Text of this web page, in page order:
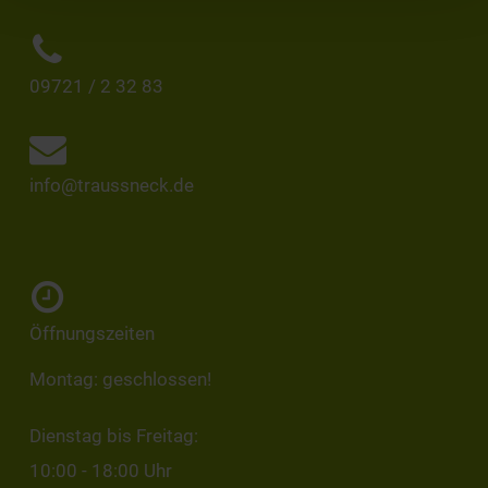
09721 / 2 32 83
info@traussneck.de
Öffnungszeiten
Montag: geschlossen!
Dienstag bis Freitag:
10:00 - 18:00 Uhr